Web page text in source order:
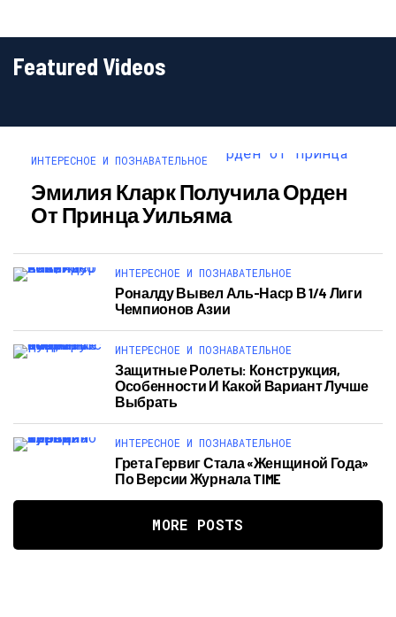
Featured Videos
ИНТЕРЕСНОЕ И ПОЗНАВАТЕЛЬНОЕ
Эмилия Кларк Получила Орден
От Принца Уильяма
ИНТЕРЕСНОЕ И ПОЗНАВАТЕЛЬНОЕ
Роналду Вывел Аль-Наср В 1/4 Лиги
Чемпионов Азии
ИНТЕРЕСНОЕ И ПОЗНАВАТЕЛЬНОЕ
Защитные Ролеты: Конструкция,
Особенности И Какой Вариант Лучше
Выбрать
ИНТЕРЕСНОЕ И ПОЗНАВАТЕЛЬНОЕ
Грета Гервиг Стала «Женщиной Года»
По Версии Журнала TIME
MORE POSTS